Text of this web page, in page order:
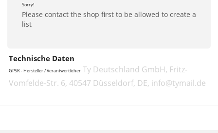
Sorry!
Please contact the shop first to be allowed to create a
list
Technische Daten
GPSR - Hersteller / Verantwortlicher Ty Deutschland GmbH, Fritz-
Vomfelde-Str. 6, 40547 Düsseldorf, DE, info@tymail.de